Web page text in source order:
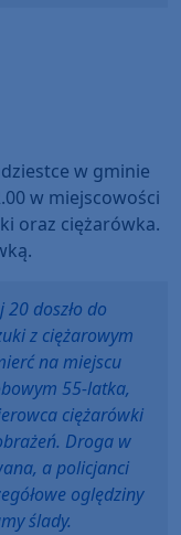
w gminie
w miejscowości
oraz ciężarówka.
doszło do
z ciężarowym
na miejscu
55-latka,
ciężarówki
Droga w
a policjanci
oględziny
ślady.